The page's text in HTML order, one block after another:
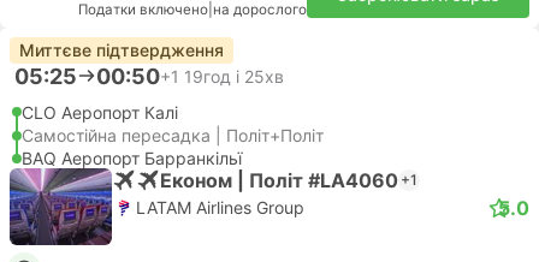
Податки включено на дорослого
Миттєве підтвердження
05:25 00:50+1 19год і 25хв
CLO Аеропорт Калі
Самостійна пересадка | Політ+Політ
BAQ Аеропорт Барранкільї
Економ | Політ #LA4060 +1
LATAM Airlines Group 5.0